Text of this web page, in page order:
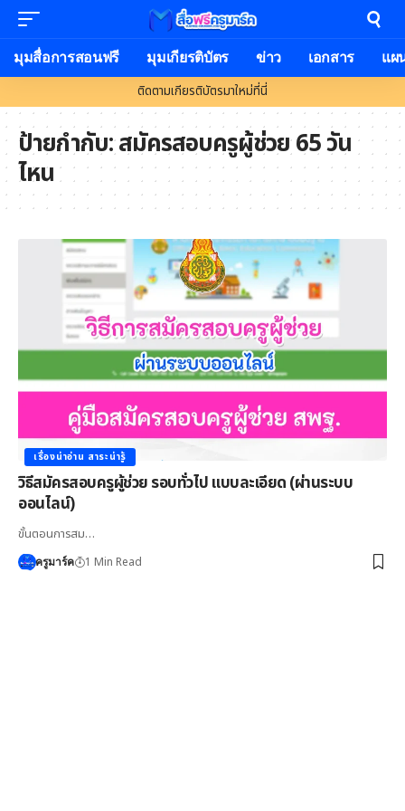
มุมสื่อการสอนฟรี มุมเกียรติบัตร ข่าว เอกสาร แผ
ติดตามเกียรติบัตรมาใหม่ที่นี่
ป้ายกำกับ:สมัครสอบครูผู้ช่วย 65 วัน
ไหน
เรื่องน่าอ่าน สาระน่ารู้
วิธีสมัครสอบครูผู้ช่วย รอบทั่วไป แบบละเอียด (ผ่านระบบ
ออนไลน์)
ขั้นตอนการสม…
ครูมาร์ค 1 Min Read